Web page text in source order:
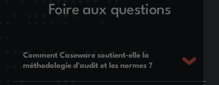
Foire aux questions
Comment Caseware soutient‑elle la
méthodologie d'audit et les normes ?